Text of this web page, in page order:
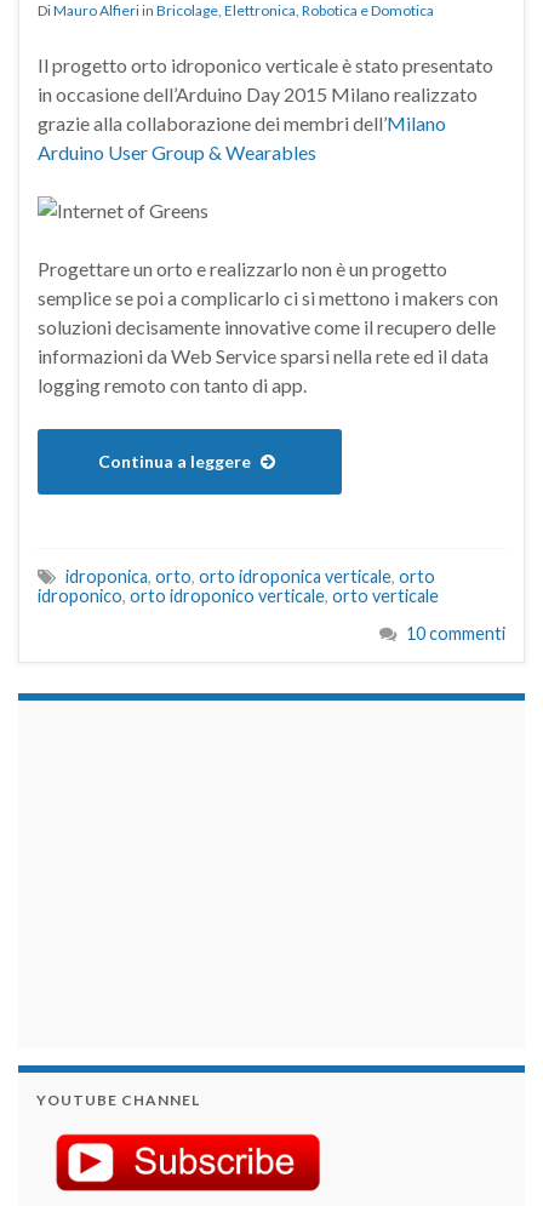
DiMauro Alfieri in Bricolage, Elettronica, Robotica e Domotica
Il progetto orto idroponico verticale è stato presentato
in occasione dell’Arduino Day 2015 Milano realizzato
grazie alla collaborazione dei membri dell’Milano
Arduino User Group & Wearables
Progettare un orto e realizzarlo non è un progetto
semplice se poi a complicarlo ci si mettono i makers con
soluzioni decisamente innovative come il recupero delle
informazioni da Web Service sparsi nella rete ed il data
logging remoto con tanto di app.
Continua a leggere
idroponica, orto, orto idroponica verticale, orto
idroponico, orto idroponico verticale, orto verticale
10 commenti
YOUTUBE CHANNEL